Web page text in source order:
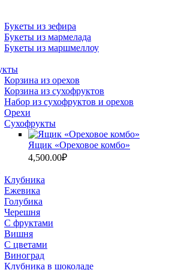
Букеты из зефира
Букеты из мармелада
Букеты из маршмеллоу
Корзина из орехов
Корзина из сухофруктов
Набор из сухофруктов и орехов
Орехи
Сухофрукты
Ящик «Ореховое комбо»
4,500.00₽
Клубника
Ежевика
Голубика
Черешня
С фруктами
Вишня
C цветами
Виноград
Клубника в шоколаде